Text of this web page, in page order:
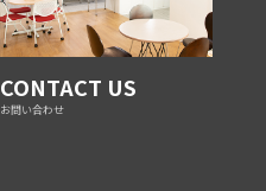
CONTACT US
お問い合わせ